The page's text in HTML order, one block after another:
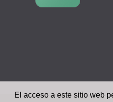
El acceso a este sitio web